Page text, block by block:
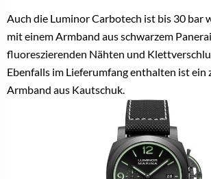
Auch die Luminor Carbotech ist bis 30 bar
mit einem Armband aus schwarzem
fluoreszierenden Nähten und
Ebenfalls im Lieferumfang enthalten ist ein
Armband aus Kautschuk.